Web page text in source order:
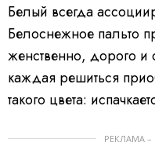
Белый всегда
Белоснежное пальто
женственно, дорого
каждая решиться
такого цвета:
РЕКЛАМА